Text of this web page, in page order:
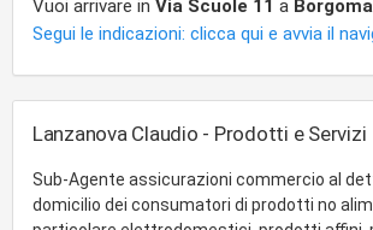
Vuoi arrivare in Via Scuole 11 a
Segui le indicazioni: clicca qui e avvia il
Lanzanova Claudio - Prodotti e Servizi
Sub-Agente assicurazioni commercio al
domicilio dei consumatori di prodotti no